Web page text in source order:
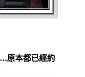
本都已經約